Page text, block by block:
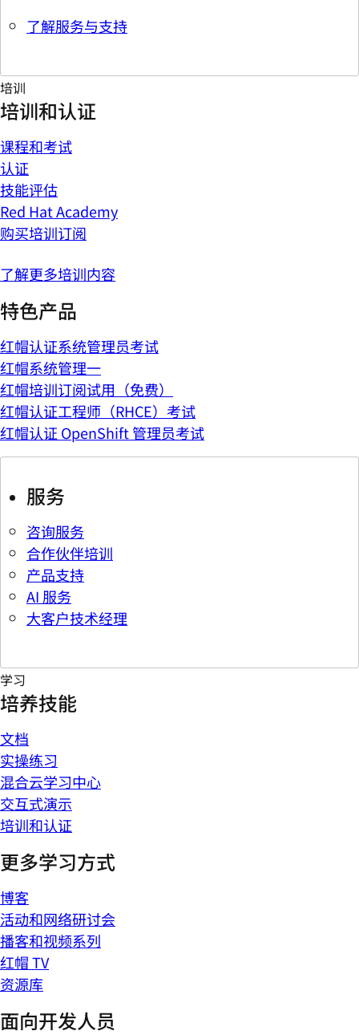
了解服务与支持
培训
培训和认证
课程和考试
认证
技能评估
Red Hat Academy
购买培训订阅
了解更多培训内容
特色产品
红帽认证系统管理员考试
红帽系统管理一
红帽培训订阅试用（免费）
红帽认证工程师（RHCE）考试
红帽认证 OpenShift 管理员考试
服务
咨询服务
合作伙伴培训
产品支持
AI 服务
大客户技术经理
学习
培养技能
文档
实操练习
混合云学习中心
交互式演示
培训和认证
更多学习方式
博客
活动和网络研讨会
播客和视频系列
红帽 TV
资源库
面向开发人员